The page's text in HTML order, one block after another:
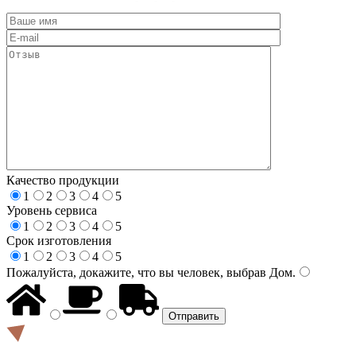
Качество продукции
1
2 3 4
5
Уровень сервиса
1
2 3 4
5
Срок изготовления
1
2 3 4
5
Пожалуйста, докажите, что вы человек, выбрав Дом.